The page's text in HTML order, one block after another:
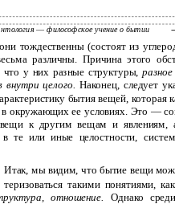
— философское учение о бытии
тождественны (состоят из
различны. Причина этого
что у них разные структуры,
внутри целого. Наконец, следует
бытия вещей, которая
окружающих ее условиях. Это —
к другим вещам и явлениям,
в те или иные целостности,
Итак, мы видим, что бытие вещи
теризоваться такими понятиями, как
отношение. Однако